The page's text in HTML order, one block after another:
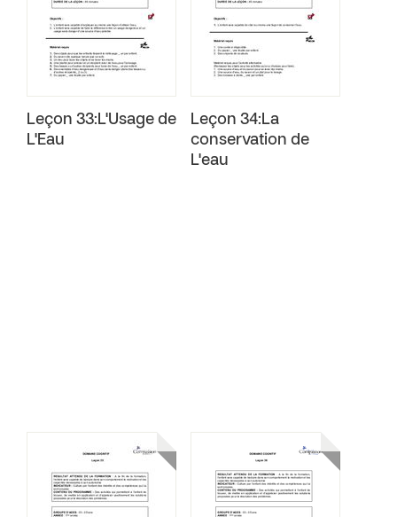
Leçon 33:L'Usage de
L'Eau
Leçon 34:La
conservation de
L'eau